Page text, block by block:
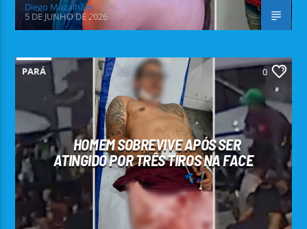
Diego Magalhães
5 DE JUNHO DE 2026
PARÁ 0
HOMEM SOBREVIVE APÓS SER
ATINGIDO POR TRÊS TIROS NA FACE